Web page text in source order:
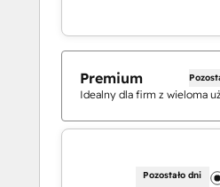
Premium
Idealny dla firm z wieloma
Pozostało dni